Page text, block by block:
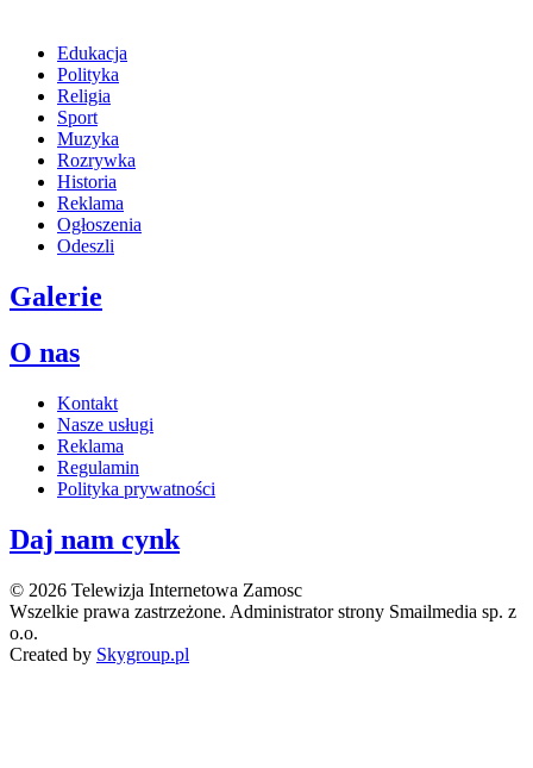
Edukacja
Polityka
Religia
Sport
Muzyka
Rozrywka
Historia
Reklama
Ogłoszenia
Odeszli
Galerie
O nas
Kontakt
Nasze usługi
Reklama
Regulamin
Polityka prywatności
Daj nam cynk
© 2026 Telewizja Internetowa Zamosc
Wszelkie prawa zastrzeżone. Administrator strony Smailmedia sp. z
o.o.
Created by Skygroup.pl